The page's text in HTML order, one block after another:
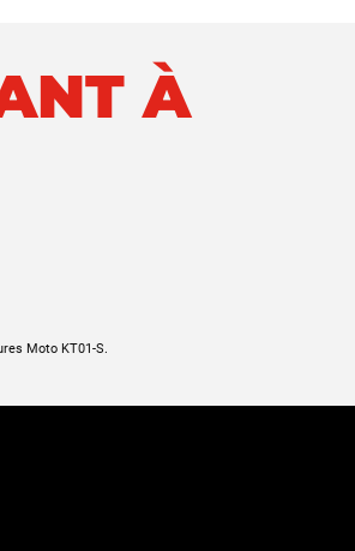
À
Moto KT01-S.